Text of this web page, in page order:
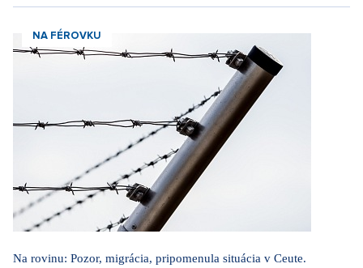
NA FÉROVKU
Na rovinu: Pozor, migrácia, pripomenula situácia v Ceute.